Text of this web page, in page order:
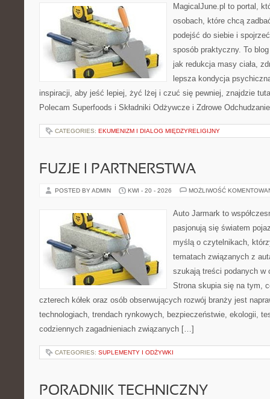
MagicalJune.pl to portal,
osobach, które chcą
podejść do siebie i
sposób praktyczny. To
jak redukcja masy ciała,
lepsza kondycja
inspiracji, aby jeść lepiej, żyć lżej i czuć się pewniej, znajdzie
Polecam Superfoods i Składniki Odżywcze i Zdrowe
CATEGORIES: EKUMENIZM I DIALOG MIĘDZYRELIGIJNY
FUZJE I PARTNERSTWA
POSTED BY ADMIN KWI - 20 - 2026 MOŻLIWOŚĆ
Auto Jarmark to
pasjonują się światem
myślą o czytelnikach,
tematach związanych z
szukają treści podanych
Strona skupia się na tym,
czterech kółek oraz osób obserwujących rozwój branży jest
technologiach, trendach rynkowych, bezpieczeństwie, ekologii,
codziennych zagadnieniach związanych […]
CATEGORIES: SUPLEMENTY I ODŻYWKI
PORADNIK TECHNICZNY